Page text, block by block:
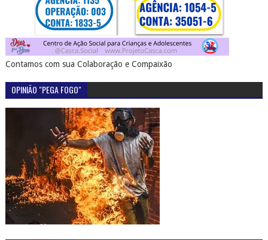
Contamos com sua Colaboração e Compaixão
OPINIÃO "PEGA FOGO"